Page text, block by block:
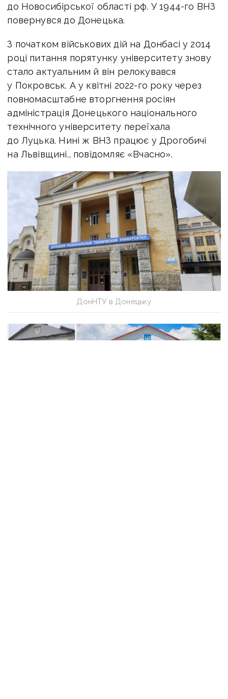
до Новосибірської області рф. У 1944-го ВНЗ
повернувся до Донецька.
З початком військових дій на Донбасі у 2014
році питання порятунку університету знову
стало актуальним й він релокувався
у Покровськ. А у квітні 2022-го року через
повномасштабне вторгнення росіян
адміністрація Донецького національного
технічного університету переїхала
до Луцька. Нині ж ВНЗ працює у Дрогобичі
на Львівщині., повідомляє «Вчасно».
ДонНТУ в Донецьку